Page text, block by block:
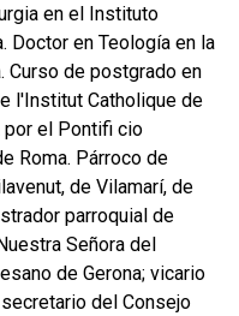
en el Instituto
Doctor en Teología en la
Curso de postgrado en
l'Institut Catholique de
por el Pontifi cio
Roma. Párroco de
de Vilamarí, de
parroquial de
Señora del
de Gerona; vicario
del Consejo